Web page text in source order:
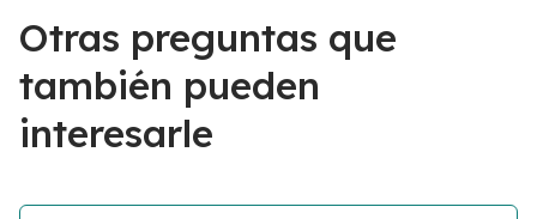
Otras preguntas que
también pueden
interesarle